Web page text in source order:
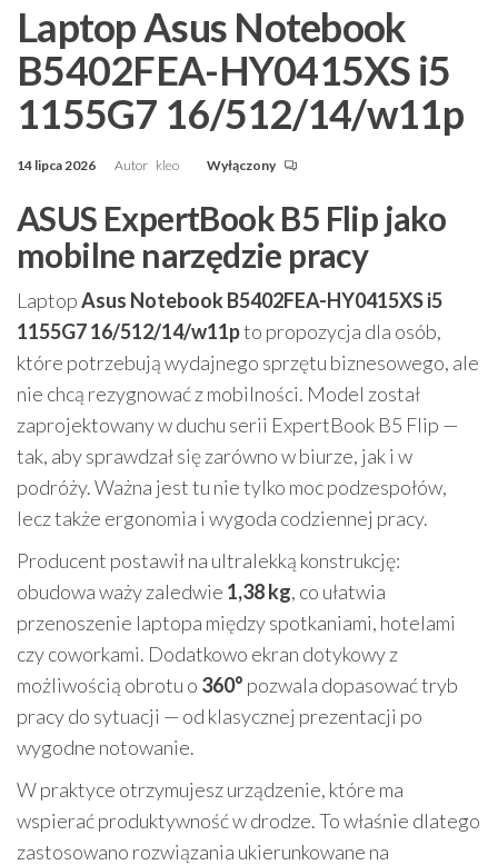
Laptop Asus Notebook
B5402FEA-HY0415XS i5
1155G7 16/512/14/w11p
14 lipca 2026 Autor kleo Wyłączony
ASUS ExpertBook B5 Flip jako
mobilne narzędzie pracy
LaptopAsus Notebook B5402FEA-HY0415XS i5
1155G7 16/512/14/w11pto propozycja dla osób,
które potrzebują wydajnego sprzętu biznesowego, ale
nie chcą rezygnować z mobilności. Model został
zaprojektowany w duchu serii ExpertBook B5 Flip —
tak, aby sprawdzał się zarówno w biurze, jak i w
podróży. Ważna jest tu nie tylko moc podzespołów,
lecz także ergonomia i wygoda codziennej pracy.
Producent postawił na ultralekką konstrukcję:
obudowa waży zaledwie 1,38 kg, co ułatwia
przenoszenie laptopa między spotkaniami, hotelami
czy coworkami. Dodatkowo ekran dotykowy z
możliwością obrotu o 360° pozwala dopasować tryb
pracy do sytuacji — od klasycznej prezentacji po
wygodne notowanie.
W praktyce otrzymujesz urządzenie, które ma
wspierać produktywność w drodze. To właśnie dlatego
zastosowano rozwiązania ukierunkowane na